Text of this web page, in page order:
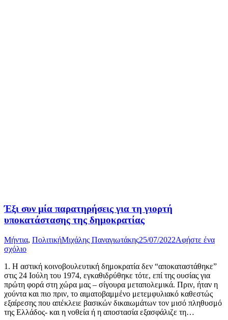
Έξι συν μία παρατηρήσεις για τη γιορτή
υποκατάστασης της δημοκρατίας
Μήντια, ΠολιτικήΜιχάλης Παναγιωτάκης25/07/2022Αφήστε ένα
σχόλιο
1. Η αστική κοινοβουλευτική δημοκρατία δεν “αποκαταστάθηκε”
στις 24 Ιούλη του 1974, εγκαθιδρύθηκε τότε, επί της ουσίας για
πρώτη φορά στη χώρα μας – σίγουρα μεταπολεμικά. Πριν, ήταν η
χούντα και πιο πριν, το αιματοβαμμένο μετεμφυλιακό καθεστώς
εξαίρεσης που απέκλειε βασικών δικαιωμάτων τον μισό πληθυσμό
της Ελλάδος- και η νοθεία ή η αποστασία εξασφάλιζε τη…